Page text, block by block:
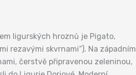
ligurských hroznů je Pigato,
rezavými skvrnami“). Na západním
čerstvě připravenou zeleninou,